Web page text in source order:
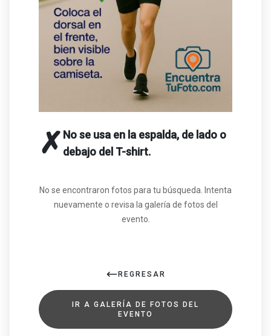
✗ No se usa en la espalda, de lado o
debajo del T-shirt.
No se encontraron fotos para tu búsqueda. Intenta
nuevamente o revisa la galería de fotos del
evento.
REGRESAR
IR A GALERÍA DE FOTOS DEL
EVENTO